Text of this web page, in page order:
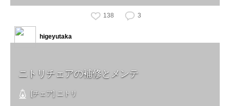
138 3
ニトリチェアの補修とメンテ
[チェア] ニトリ
higeyutaka